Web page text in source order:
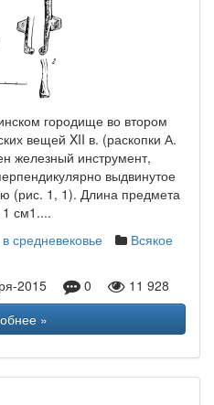
городище во втором
вещей XII в. (раскопки А.
железный инструмент,
выдвинутое
(рис. 1, 1). Длина предмета
см1....
средневековье
Всякое
2015
0
11 928
»